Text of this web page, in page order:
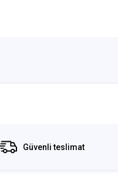
Güvenli teslimat